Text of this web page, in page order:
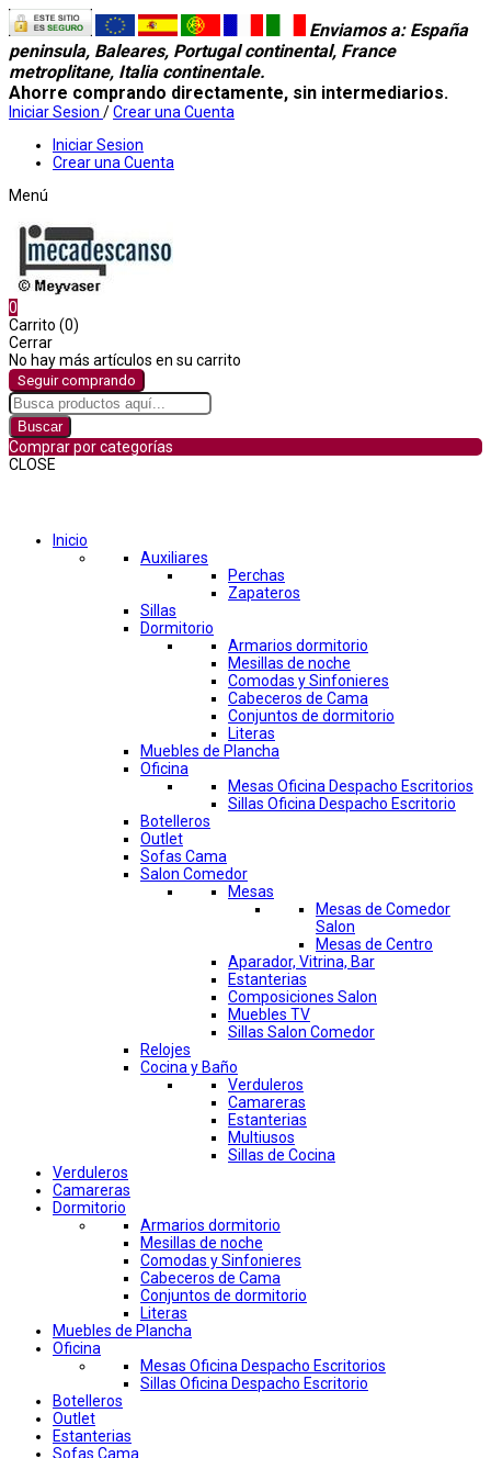
Enviamos a: España
peninsula, Baleares, Portugal continental, France
metroplitane, Italia continentale.
Ahorre comprando directamente, sin intermediarios.
Iniciar Sesion /Crear una Cuenta
Iniciar Sesion
Crear una Cuenta
Menú
0
Carrito (0)
Cerrar
No hay más artículos en su carrito
Seguir comprando
Buscar
Comprar por categorías
CLOSE
Inicio
Auxiliares
Perchas
Zapateros
Sillas
Dormitorio
Armarios dormitorio
Mesillas de noche
Comodas y Sinfonieres
Cabeceros de Cama
Conjuntos de dormitorio
Literas
Muebles de Plancha
Oficina
Mesas Oficina Despacho Escritorios
Sillas Oficina Despacho Escritorio
Botelleros
Outlet
Sofas Cama
Salon Comedor
Mesas
Mesas de Comedor
Salon
Mesas de Centro
Aparador, Vitrina, Bar
Estanterias
Composiciones Salon
Muebles TV
Sillas Salon Comedor
Relojes
Cocina y Baño
Verduleros
Camareras
Estanterias
Multiusos
Sillas de Cocina
Verduleros
Camareras
Dormitorio
Armarios dormitorio
Mesillas de noche
Comodas y Sinfonieres
Cabeceros de Cama
Conjuntos de dormitorio
Literas
Muebles de Plancha
Oficina
Mesas Oficina Despacho Escritorios
Sillas Oficina Despacho Escritorio
Botelleros
Outlet
Estanterias
Sofas Cama